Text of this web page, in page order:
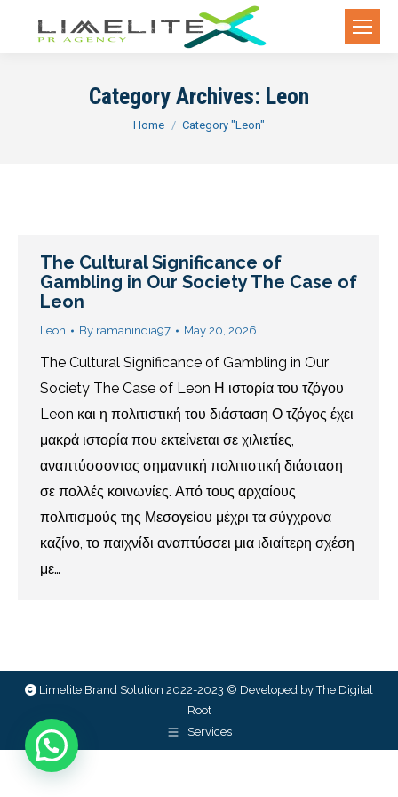
Category Archives: Leon
You are here:
Home Category "Leon"
The Cultural Significance of
Gambling in Our Society The Case of
Leon
Leon By ramanindia97 May 20, 2026
The Cultural Significance of Gambling in Our
Society The Case of Leon Η ιστορία του τζόγου
Leon και η πολιτιστική του διάσταση Ο τζόγος έχει
μακρά ιστορία που εκτείνεται σε χιλιετίες,
αναπτύσσοντας σημαντική πολιτιστική διάσταση
σε πολλές κοινωνίες. Από τους αρχαίους
πολιτισμούς της Μεσογείου μέχρι τα σύγχρονα
καζίνο, το παιχνίδι αναπτύσσει μια ιδιαίτερη σχέση
με…
Limelite Brand Solution 2022-2023 © Developed byThe Digital
Root
Services